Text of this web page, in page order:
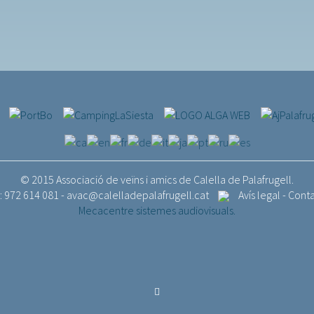
© 2015 Associació de veïns i amics de Calella de Palafrugell.
972 614 081 - avac@calelladepalafrugell.cat Avís legal -
Mecacentre sistemes audiovisuals.